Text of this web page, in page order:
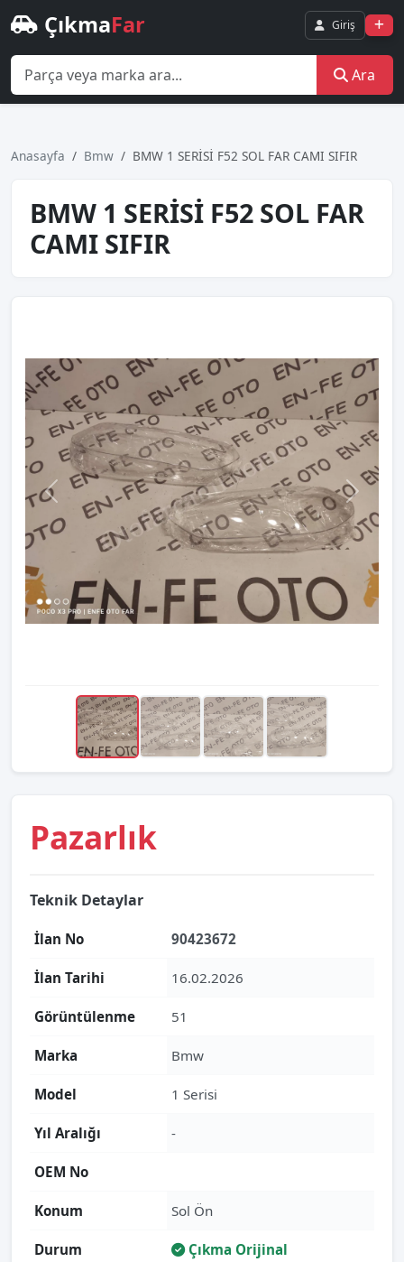
ÇıkmaFar Giriş
Ara
Anasayfa Bmw BMW 1 SERİSİ F52 SOL FAR CAMI SIFIR
BMW 1 SERİSİ F52 SOL FAR
CAMI SIFIR
Pazarlık
Teknik Detaylar
İlan No 90423672
İlan Tarihi 16.02.2026
Görüntülenme 51
Marka Bmw
Model 1 Serisi
Yıl Aralığı -
OEM No
Konum Sol Ön
Durum Çıkma Orijinal